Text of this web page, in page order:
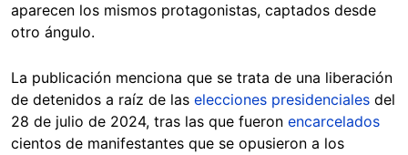
aparecen los mismos protagonistas, captados desde
otro ángulo.
La publicación menciona que se trata de una liberación
de detenidos a raíz de las elecciones presidenciales del
28 de julio de 2024, tras las que fueron encarcelados
cientos de manifestantes que se opusieron a los